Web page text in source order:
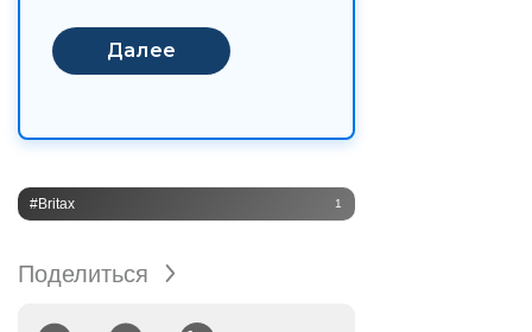
#Britax 1
Поделиться